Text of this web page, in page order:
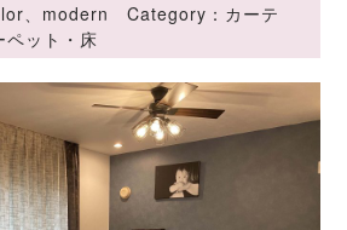
、modern Category：カーテ
ペット・床